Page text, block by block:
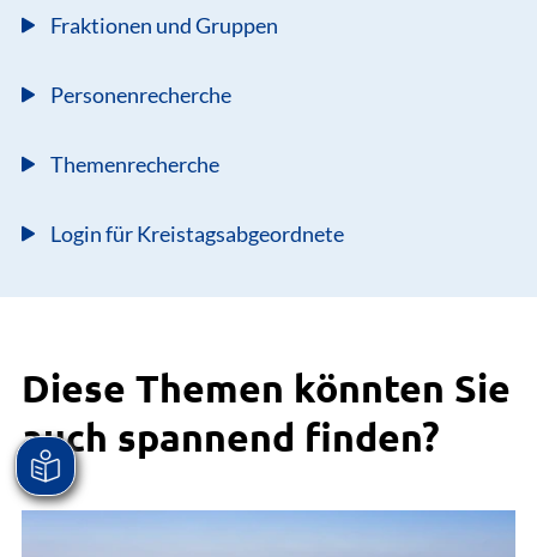
Fraktionen und Gruppen
Personenrecherche
Themenrecherche
Login für Kreistagsabgeordnete
Diese Themen könnten Sie
auch spannend finden?